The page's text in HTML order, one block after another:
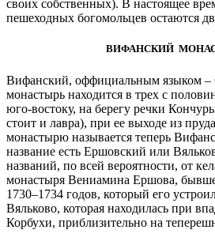
своих собственных). В настоящее
пешеходных богомольцев остаются
ВИФАНСКИЙ
Вифанский, оффициальным языком –
монастырь находится в трех с
юго-востоку, на берегу речки
стоит и лавра), при ее выходе из
монастырю называется теперь
название есть Ершовский или
названий, по всей вероятности, от
монастыря Вениамина Ершова,
1730–1734 годов, который его
Вяльково, которая находилась при
Корбухи, приблизительно на